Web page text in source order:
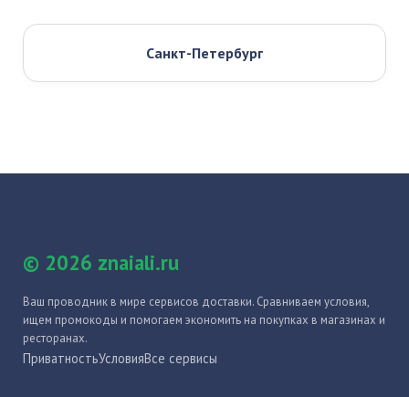
Санкт-Петербург
© 2026 znaiali.ru
Ваш проводник в мире сервисов доставки. Сравниваем условия,
ищем промокоды и помогаем экономить на покупках в магазинах и
ресторанах.
ПриватностьУсловияВсе сервисы